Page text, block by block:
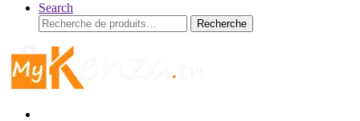
Search
Recherche
pour :
Recherche